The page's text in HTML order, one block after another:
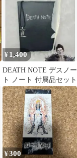
¥ 1,400
DEATH NOTE デスノー
ト ノート 付属品セット
¥300